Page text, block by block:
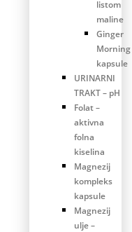
listom
maline
Ginger
Morning
kapsule
URINARNI
TRAKT – pH
Folat –
aktivna
folna
kiselina
Magnezij
kompleks
kapsule
Magnezij
ulje –